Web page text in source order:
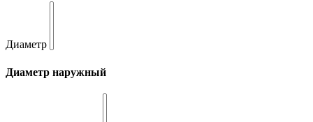
Диаметр
Диаметр наружный